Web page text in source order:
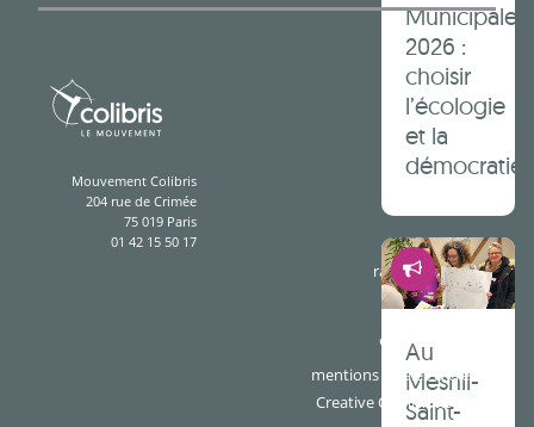
Municipales
2026 :
choisir
l’écologie
et la
démocratie
Au
Mesnil-
Saint-
Mouvement Colibris
204 rue de Crimée
75 019 Paris
01 42 15 50 17
Creative Commons BY-SA
rapport d'activité
presse
espace cotisants
mentions légales & crédits